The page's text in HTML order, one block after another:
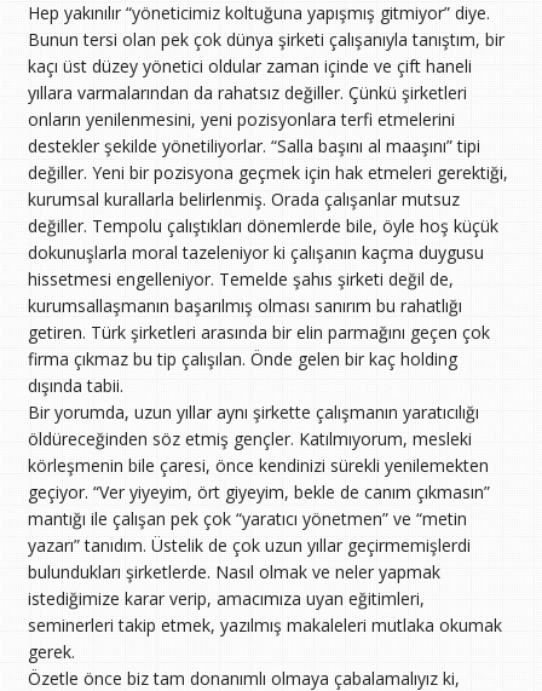
Hep yakınılır “yöneticimiz koltuğuna yapışmış gitmiyor” diye.
Bunun tersi olan pek çok dünya şirketi çalışanıyla tanıştım, bir
kaçı üst düzey yönetici oldular zaman içinde ve çift haneli
yıllara varmalarından da rahatsız değiller. Çünkü şirketleri
onların yenilenmesini, yeni pozisyonlara terfi etmelerini
destekler şekilde yönetiliyorlar. “Salla başını al maaşını” tipi
değiller. Yeni bir pozisyona geçmek için hak etmeleri gerektiği,
kurumsal kurallarla belirlenmiş. Orada çalışanlar mutsuz
değiller. Tempolu çalıştıkları dönemlerde bile, öyle hoş küçük
dokunuşlarla moral tazeleniyor ki çalışanın kaçma duygusu
hissetmesi engelleniyor. Temelde şahıs şirketi değil de,
kurumsallaşmanın başarılmış olması sanırım bu rahatlığı
getiren. Türk şirketleri arasında bir elin parmağını geçen çok
firma çıkmaz bu tip çalışılan. Önde gelen bir kaç holding
dışında tabii.
Bir yorumda, uzun yıllar aynı şirkette çalışmanın yaratıcılığı
öldüreceğinden söz etmiş gençler. Katılmıyorum, mesleki
körleşmenin bile çaresi, önce kendinizi sürekli yenilemekten
geçiyor. “Ver yiyeyim, ört giyeyim, bekle de canım çıkmasın”
mantığı ile çalışan pek çok “yaratıcı yönetmen” ve “metin
yazarı” tanıdım. Üstelik de çok uzun yıllar geçirmemişlerdi
bulundukları şirketlerde. Nasıl olmak ve neler yapmak
istediğimize karar verip, amacımıza uyan eğitimleri,
seminerleri takip etmek, yazılmış makaleleri mutlaka okumak
gerek.
Özetle önce biz tam donanımlı olmaya çabalamalıyız ki,